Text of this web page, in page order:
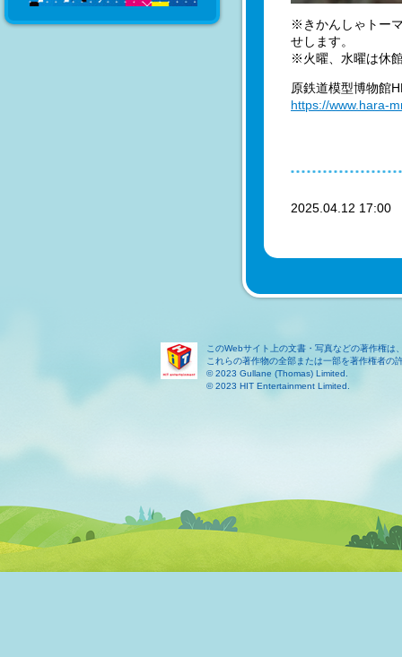
※きかんしゃトー
せします。
※火曜、水曜は休
原鉄道模型博物館
https://www.hara-
2025.04.12
このWebサイト上の文書・写真などの著作権は
これらの著作物の全部または一部を著作権者の
© 2023 Gullane (Thomas) Limited.
© 2023 HIT Entertainment Limited.